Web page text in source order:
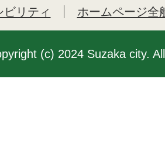
ビリティ
ホームページ全
(c) 2024 Suzaka city.